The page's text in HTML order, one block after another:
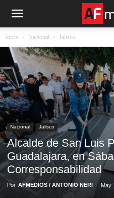
Inicio Nacional Jalisco
Nacional Jalisco
Alcalde de San Luis
Guadalajara, en
Corresponsabilidad
Por AFMEDIOS / ANTONIO NERI - May